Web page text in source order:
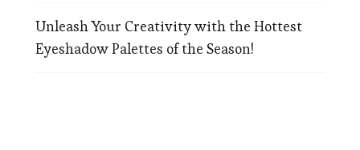
Unleash Your Creativity with the Hottest
Eyeshadow Palettes of the Season!